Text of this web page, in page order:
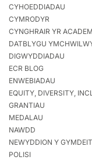
CYHOEDDIADAU
CYMRODYR
CYNGHRAIR YR
DATBLYGU
DIGWYDDIADAU
ECR BLOG
ENWEBIADAU
EQUITY, DIVERSITY,
GRANTIAU
MEDALAU
NAWDD
NEWYDDION Y
POLISI